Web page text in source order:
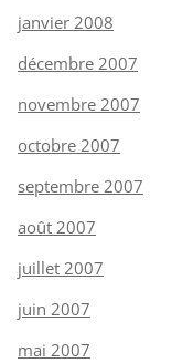
janvier 2008
décembre 2007
novembre 2007
octobre 2007
septembre 2007
août 2007
juillet 2007
juin 2007
mai 2007